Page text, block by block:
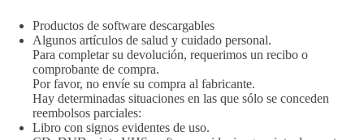
Productos de software descargables
Algunos artículos de salud y cuidado personal.
Para completar su devolución, requerimos un recibo o
comprobante de compra.
Por favor, no envíe su compra al fabricante.
Hay determinadas situaciones en las que sólo se conceden
reembolsos parciales:
Libro con signos evidentes de uso.